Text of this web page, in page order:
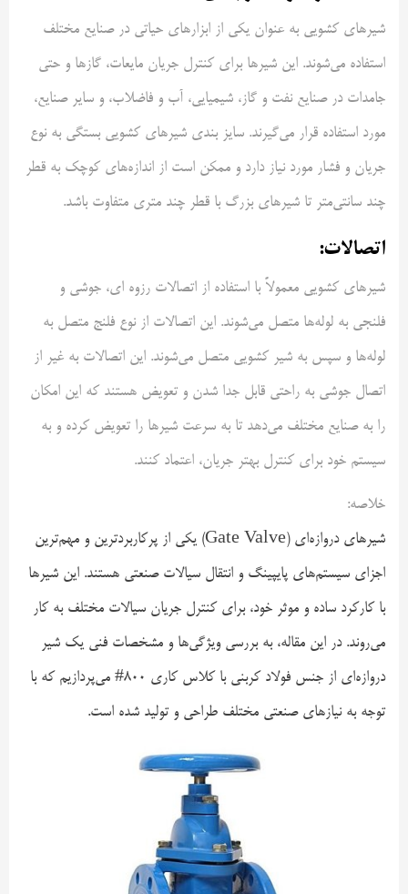
شیرهای کشویی به عنوان یکی از ابزارهای حیاتی در صنایع مختلف
استفاده می‌شوند. این شیرها برای کنترل جریان مایعات، گازها و حتی
جامدات در صنایع نفت و گاز، شیمیایی، آب و فاضلاب، و سایر صنایع،
مورد استفاده قرار می‌گیرند. سایز بندی شیرهای کشویی بستگی به نوع
جریان و فشار مورد نیاز دارد و ممکن است از اندازه‌های کوچک به قطر
چند سانتی‌متر تا شیرهای بزرگ با قطر چند متری متفاوت باشد.
اتصالات:
شیرهای کشویی معمولاً با استفاده از اتصالات رزوه ای، جوشی و
فلنجی به لوله‌ها متصل می‌شوند. این اتصالات از نوع فلنج متصل به
لوله‌ها و سپس به شیر کشویی متصل می‌شوند. این اتصالات به غیر از
اتصال جوشی به راحتی قابل جدا شدن و تعویض هستند که این امکان
را به صنایع مختلف می‌دهد تا به سرعت شیرها را تعویض کرده و به
سیستم خود برای کنترل بهتر جریان، اعتماد کنند.
خلاصه:
شیرهای دروازه‌ای (Gate Valve) یکی از پرکاربردترین و مهم‌ترین
اجزای سیستم‌های پایپینگ و انتقال سیالات صنعتی هستند. این شیرها
با کارکرد ساده و موثر خود، برای کنترل جریان سیالات مختلف به کار
می‌روند. در این مقاله، به بررسی ویژگی‌ها و مشخصات فنی یک شیر
دروازه‌ای از جنس فولاد کربنی با کلاس کاری 800# می‌پردازیم که با
توجه به نیازهای صنعتی مختلف طراحی و تولید شده است.